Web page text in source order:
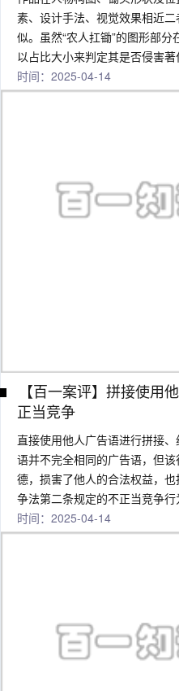
素、设计手法、视觉效果相近
似。虽然“农人扛锄”的图形部
以占比大小来判定其是否侵害著
时间：2025-04-14
【百一案评】拼接使用
正当竞争
直接使用他人广告语进行拼接
语并不完全相同的广告语，但
德，损害了他人的合法权益，
争法第二条规定的不正当竞争行
时间：2025-04-14